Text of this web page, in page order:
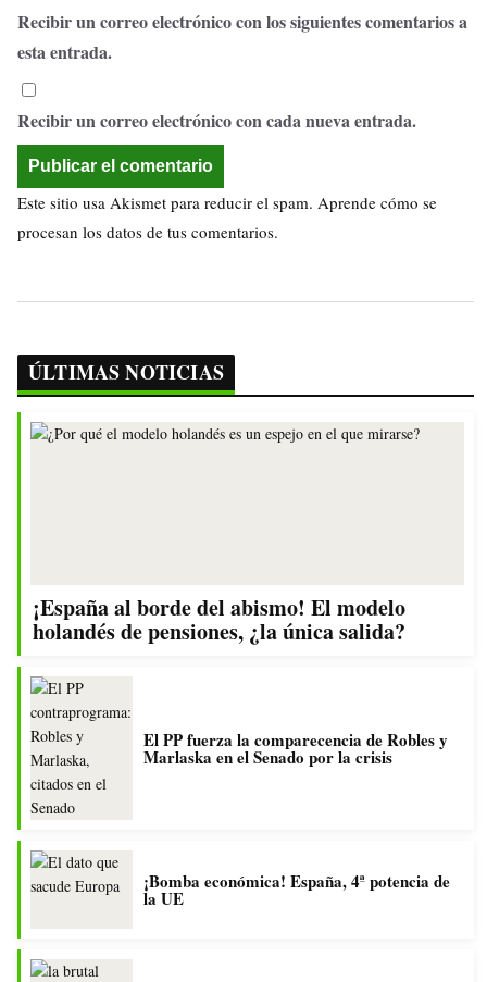
Recibir un correo electrónico con los siguientes comentarios a
esta entrada.
Recibir un correo electrónico con cada nueva entrada.
Este sitio usa Akismet para reducir el spam. Aprende cómo se
procesan los datos de tus comentarios.
ÚLTIMAS NOTICIAS
¡España al borde del abismo! El modelo
holandés de pensiones, ¿la única salida?
El PP fuerza la comparecencia de Robles y
Marlaska en el Senado por la crisis
¡Bomba económica! España, 4ª potencia de
la UE